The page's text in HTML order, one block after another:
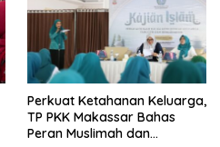
Perkuat Ketahanan Keluarga,
TP PKK Makassar Bahas
Peran Muslimah dan